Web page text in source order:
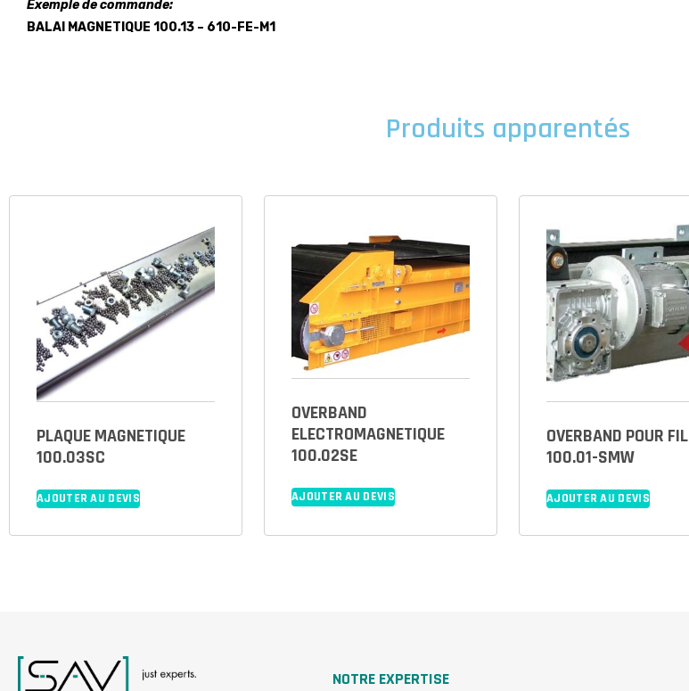
Exemple de commande:
BALAI MAGNETIQUE 100.13 – 610-FE-M1
Produits apparentés
PLAQUE MAGNETIQUE
100.03SC
AJOUTER AU DEVIS
OVERBAND
ELECTROMAGNETIQUE
100.02SE
AJOUTER AU DEVIS
OVERBAND POUR FIL
100.01-SMW
AJOUTER AU DEVIS
NOTRE EXPERTISE